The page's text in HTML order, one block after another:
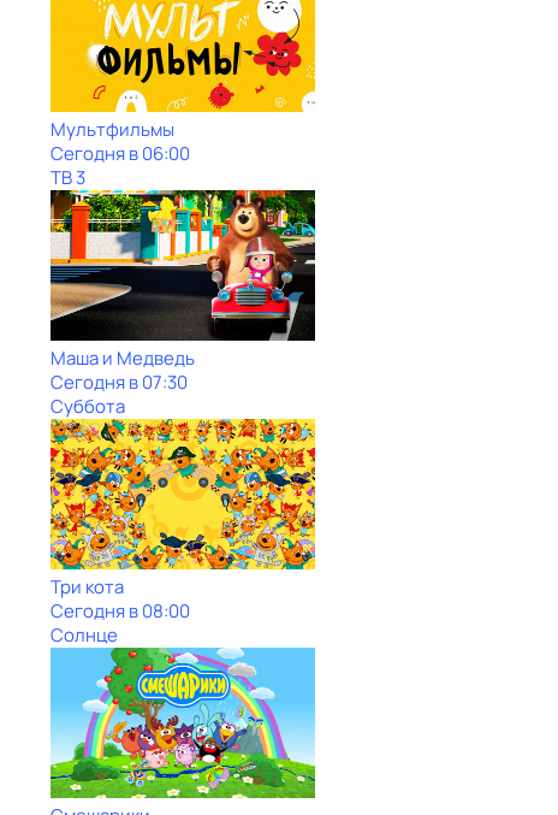
Мультфильмы
Сегодня в 06:00
ТВ 3
Маша и Медведь
Сегодня в 07:30
Суббота
Три кота
Сегодня в 08:00
Солнце